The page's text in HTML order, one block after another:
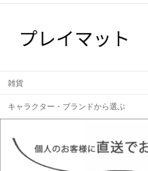
雑貨
キャラクター・ブランドから選ぶ